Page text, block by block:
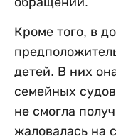
Кроме того, в
детей. В них
семейных
не смогла
жаловалась на